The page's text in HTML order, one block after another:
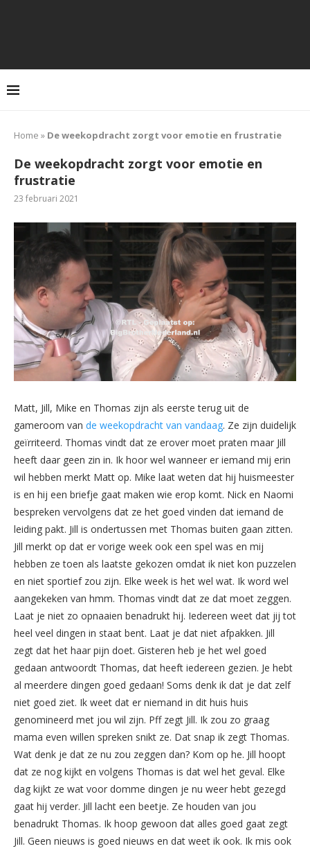
Home » De weekopdracht zorgt voor emotie en frustratie
De weekopdracht zorgt voor emotie en
frustratie
23 februari 2021
Matt, Jill, Mike en Thomas zijn als eerste terug uit de
gameroom van de weekopdracht van vandaag. Ze zijn duidelijk
geïrriteerd. Thomas vindt dat ze erover moet praten maar Jill
heeft daar geen zin in. Ik hoor wel wanneer er iemand mij erin
wil hebben merkt Matt op. Mike laat weten dat hij huismeester
is en hij een briefje gaat maken wie erop komt. Nick en Naomi
bespreken vervolgens dat ze het goed vinden dat iemand de
leiding pakt. Jill is ondertussen met Thomas buiten gaan zitten.
Jill merkt op dat er vorige week ook een spel was en mij
hebben ze toen als laatste gekozen omdat ik niet kon puzzelen
en niet sportief zou zijn. Elke week is het wel wat. Ik word wel
aangekeken van hmm. Thomas vindt dat ze dat moet zeggen.
Laat je niet zo opnaaien benadrukt hij. Iedereen weet dat jij tot
heel veel dingen in staat bent. Laat je dat niet afpakken. Jill
zegt dat het haar pijn doet. Gisteren heb je het wel goed
gedaan antwoordt Thomas, dat heeft iedereen gezien. Je hebt
al meerdere dingen goed gedaan! Soms denk ik dat je dat zelf
niet goed ziet. Ik weet dat er niemand in dit huis huis
genomineerd met jou wil zijn. Pff zegt Jill. Ik zou zo graag
mama even willen spreken snikt ze. Dat snap ik zegt Thomas.
Wat denk je dat ze nu zou zeggen dan? Kom op he. Jill hoopt
dat ze nog kijkt en volgens Thomas is dat wel het geval. Elke
dag kijkt ze wat voor domme dingen je nu weer hebt gezegd
gaat hij verder. Jill lacht een beetje. Ze houden van jou
benadrukt Thomas. Ik hoop gewoon dat alles goed gaat zegt
Jill. Geen nieuws is goed nieuws en dat weet ik ook. Ik mis ook